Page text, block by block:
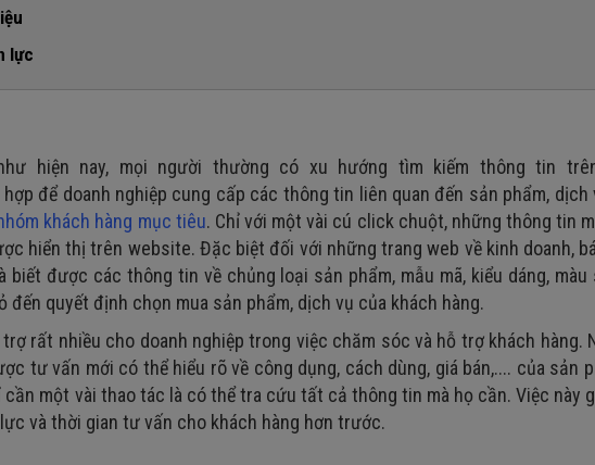
lực
hiện nay, mọi người thường có xu hướng tìm kiếm thông tin
để doanh nghiệp cung cấp các thông tin liên quan đến sản phẩm, dịch
khách hàng mục tiêu. Chỉ với một vài cú click chuột, những thông tin
hiển thị trên website. Đặc biệt đối với những trang web về kinh doanh,
biết được các thông tin về chủng loại sản phẩm, mẫu mã, kiểu dáng, màu
đến quyết định chọn mua sản phẩm, dịch vụ của khách hàng.
rất nhiều cho doanh nghiệp trong việc chăm sóc và hỗ trợ khách hàng.
tư vấn mới có thể hiểu rõ về công dụng, cách dùng, giá bán,.... của sản
một vài thao tác là có thể tra cứu tất cả thông tin mà họ cần. Việc này
và thời gian tư vấn cho khách hàng hơn trước.